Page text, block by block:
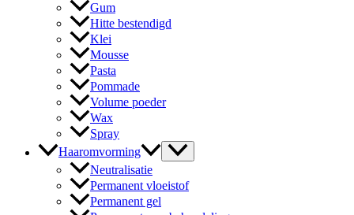
Gum
Hitte bestendigd
Klei
Mousse
Pasta
Pommade
Volume poeder
Wax
Spray
Haaromvorming
Neutralisatie
Permanent vloeistof
Permanent gel